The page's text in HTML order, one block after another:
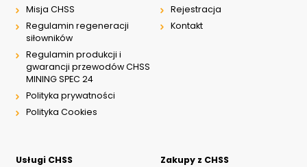
Misja CHSS
Regulamin regeneracji
siłowników
Regulamin produkcji i
gwarancji przewodów CHSS
MINING SPEC 24
Polityka prywatności
Polityka Cookies
Rejestracja
Kontakt
Usługi CHSS
Zakupy z CHSS